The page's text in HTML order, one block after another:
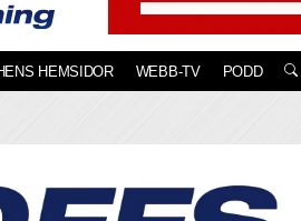
HEMSIDOR WEBB-TV PODD